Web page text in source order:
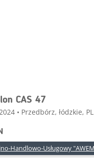
CAS 47
• Przedbórz, łódzkie, PL